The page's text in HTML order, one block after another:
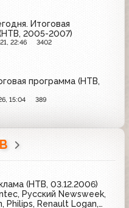
Итоговая
2005-2007)
22:46 3402
программа (НТВ,
15:04 389
(НТВ, 03.12.2006)
Русский Newsweek,
Philips, Renault Logan,